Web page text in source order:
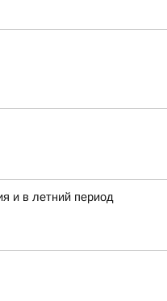
и в летний период